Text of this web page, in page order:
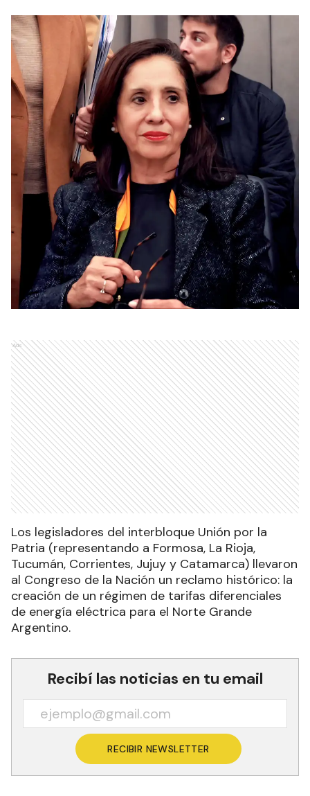
Ads
Los legisladores del interbloque Unión por la
Patria (representando a Formosa, La Rioja,
Tucumán, Corrientes, Jujuy y Catamarca) llevaron
al Congreso de la Nación un reclamo histórico: la
creación de un régimen de tarifas diferenciales
de energía eléctrica para el Norte Grande
Argentino.
Recibí las noticias en tu email
RECIBIR NEWSLETTER